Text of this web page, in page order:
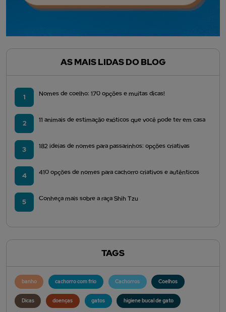
AS MAIS LIDAS DO BLOG
1 Nomes de coelho: 170 opções e muitas dicas!
2 11 animais de estimação exóticos que você pode ter em casa
3 182 ideias de nomes para passarinhos: opções criativas
4 410 opções de nomes para cachorro criativos e autênticos
5 Conheça mais sobre a raça Shih Tzu
TAGS
banho cachorro com frio Cachorros Coelhos
Dicas doenças gatos higiene bucal de gato